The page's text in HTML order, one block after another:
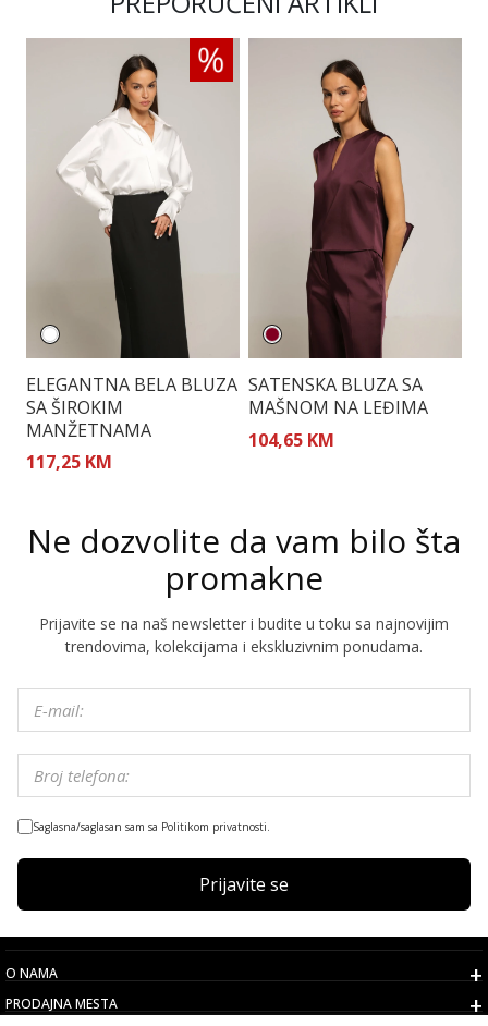
ELEGANTNA BELA BLUZA
SA ŠIROKIM
MANŽETNAMA
117,25 KM
SATENSKA BLUZA SA
MAŠNOM NA LEĐIMA
104,65 KM
Ne dozvolite da vam bilo šta
promakne
Prijavite se na naš newsletter i budite u toku sa najnovijim
trendovima, kolekcijama i ekskluzivnim ponudama.
Saglasna/saglasan sam sa Politikom privatnosti.
Prijavite se
O NAMA
PRODAJNA MESTA